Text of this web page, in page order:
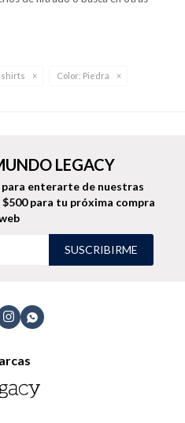
shirts Color: Piedra
 
LEGACY
enterarte de nuestras
para tu próxima compra
SUSCRIBIRME
Jeans